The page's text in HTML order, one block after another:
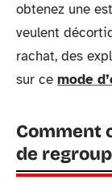
obtenez une
veulent
rachat, des
sur ce mode
Comment
de